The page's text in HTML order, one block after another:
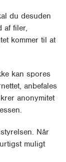
du desuden
af filer,
kommer til at
kan spores
anbefales
anonymitet
Når
muligt